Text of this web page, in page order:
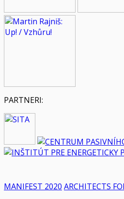
PARTNERI:
MANIFEST 2020 ARCHITECTS